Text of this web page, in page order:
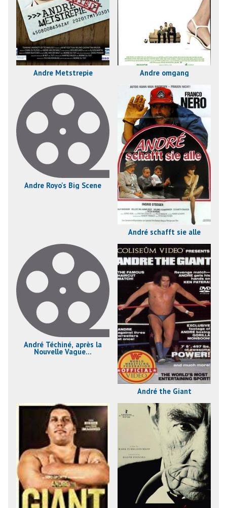
Andre Metstrepie Andre omgang
Andre Royo's Big Scene
André schafft sie alle
André Téchiné, après la
Nouvelle Vague...
André the Giant